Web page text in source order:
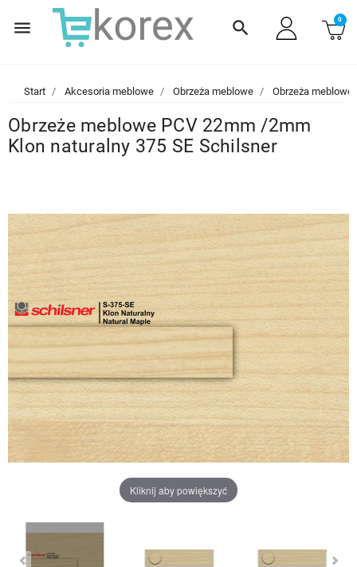
menu search 0
Start Akcesoria meblowe Obrzeża meblowe Obrzeża meblowe
Obrzeże meblowe PCV 22mm /2mm
Klon naturalny 375 SE Schilsner
Kliknij aby powiększyć